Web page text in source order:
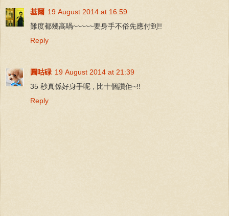
基爾 19 August 2014 at 16:59
難度都幾高喎~~~~~要身手不俗先應付到!!
Reply
圓咕碌 19 August 2014 at 21:39
35 秒真係好身手呢 , 比十個讚佢~!!
Reply